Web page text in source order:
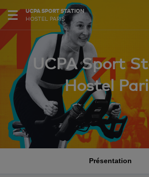
UCPA SPORT STATION
HOSTEL PARIS
UCPA Sport
Hostel
Présentation